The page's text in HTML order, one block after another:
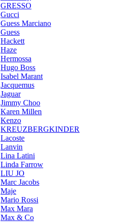
GRESSO
Gucci
Guess Marciano
Guess
Hackett
Haze
Hermossa
Hugo Boss
Isabel Marant
Jacquemus
Jaguar
Jimmy Choo
Karen Millen
Kenzo
KREUZBERGKINDER
Lacoste
Lanvin
Lina Latini
Linda Farrow
LIU JO
Marc Jacobs
Maje
Mario Rossi
Max Mara
Max & Co